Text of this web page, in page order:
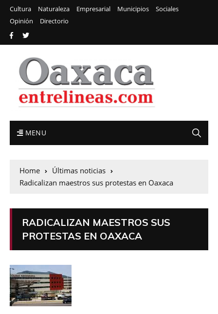
Cultura Naturaleza Empresarial Municipios
Sociales
Opinión
Directorio
MENU
Home
Últimas noticias
Radicalizan maestros sus protestas en Oaxaca
RADICALIZAN MAESTROS SUS
PROTESTAS EN OAXACA